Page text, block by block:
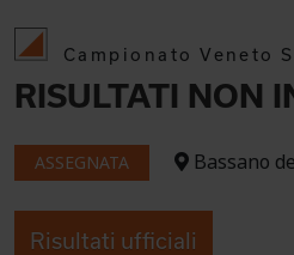
Campionato Veneto
RISULTATI NON
ASSEGNATA Bassano
Risultati ufficiali